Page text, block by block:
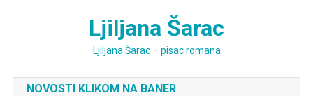
Ljiljana Šarac
Ljiljana Šarac – pisac romana
NOVOSTI KLIKOM NA BANER